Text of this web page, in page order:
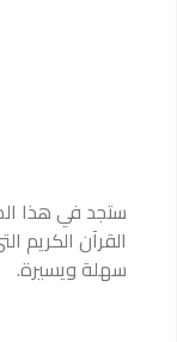
ستجد في هذا
القرآن الكريم
سهلة ويسيرة.